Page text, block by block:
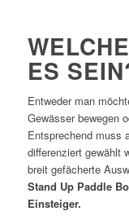
ES
Entweder man
Gewässer bewegen
Entsprechend muss
differenziert gewählt
breit gefächerte
Stand Up Paddle
Einsteiger.